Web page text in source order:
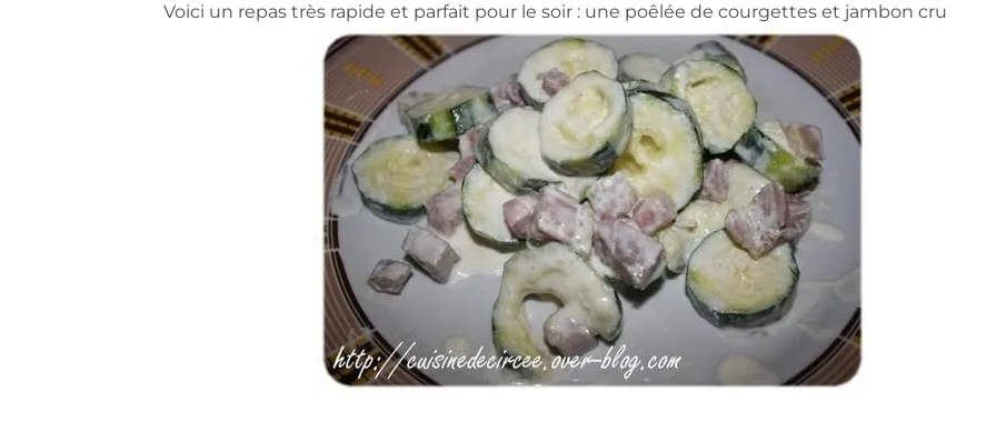
Voici un repas très rapide et parfait pour le soir : une poêlée de courgettes et jambon cru